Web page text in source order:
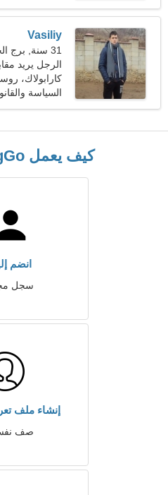
Vasiliy
31 سنة, برج الجدي
29
كارابولاك،
السياسة
الامريكية
كيف يعمل RusDatingGo
انضم
سجل
إنشاء ملف
صف